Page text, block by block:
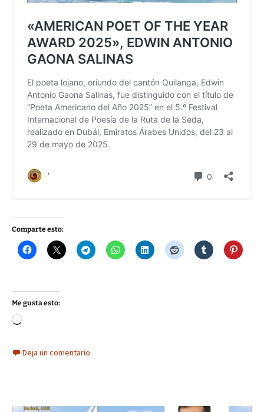
Comparte esto:
Me gusta esto:
Cargando...
Deja un comentario